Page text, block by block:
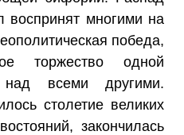
воспринят многими на
победа,
торжество одной
над всеми другими.
столетие великих
закончилась